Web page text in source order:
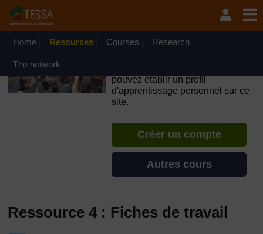
Passer au contenu principal
OpenLearn Create will be unavailable on Wednesday 12
August 2026 from 8am to 10.30am (GMT) due to routine
Home Resources Courses Research
The network
pouvez établir un profil
d'apprentissage personnel sur ce
site.
Créer un compte
Autres cours
Ressource 4 : Fiches de travail